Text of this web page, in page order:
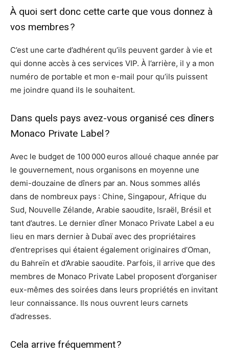
À quoi sert donc cette carte que vous donnez à
vos membres ?
C’est une carte d’adhérent qu’ils peuvent garder à vie et
qui donne accès à ces services VIP. À l’arrière, il y a mon
numéro de portable et mon e-mail pour qu’ils puissent
me joindre quand ils le souhaitent.
Dans quels pays avez-vous organisé ces dîners
Monaco Private Label ?
Avec le budget de 100 000 euros alloué chaque année par
le gouvernement, nous organisons en moyenne une
demi-douzaine de dîners par an. Nous sommes allés
dans de nombreux pays : Chine, Singapour, Afrique du
Sud, Nouvelle Zélande, Arabie saoudite, Israël, Brésil et
tant d’autres. Le dernier dîner Monaco Private Label a eu
lieu en mars dernier à Dubaï avec des propriétaires
d’entreprises qui étaient également originaires d’Oman,
du Bahreïn et d’Arabie saoudite. Parfois, il arrive que des
membres de Monaco Private Label proposent d’organiser
eux-mêmes des soirées dans leurs propriétés en invitant
leur connaissance. Ils nous ouvrent leurs carnets
d’adresses.
Cela arrive fréquemment ?